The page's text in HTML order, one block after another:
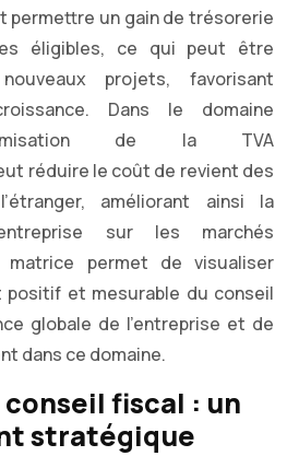
permettre un gain de trésorerie
éligibles, ce qui peut être
projets, favorisant
Dans le domaine
de la TVA
réduire le coût de revient des
améliorant ainsi la
sur les marchés
matrice permet de visualiser
positif et mesurable du conseil
globale de l’entreprise et de
dans ce domaine.
fiscal : un
stratégique